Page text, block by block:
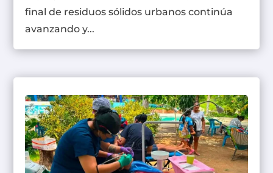
final de residuos sólidos urbanos continúa
avanzando y...